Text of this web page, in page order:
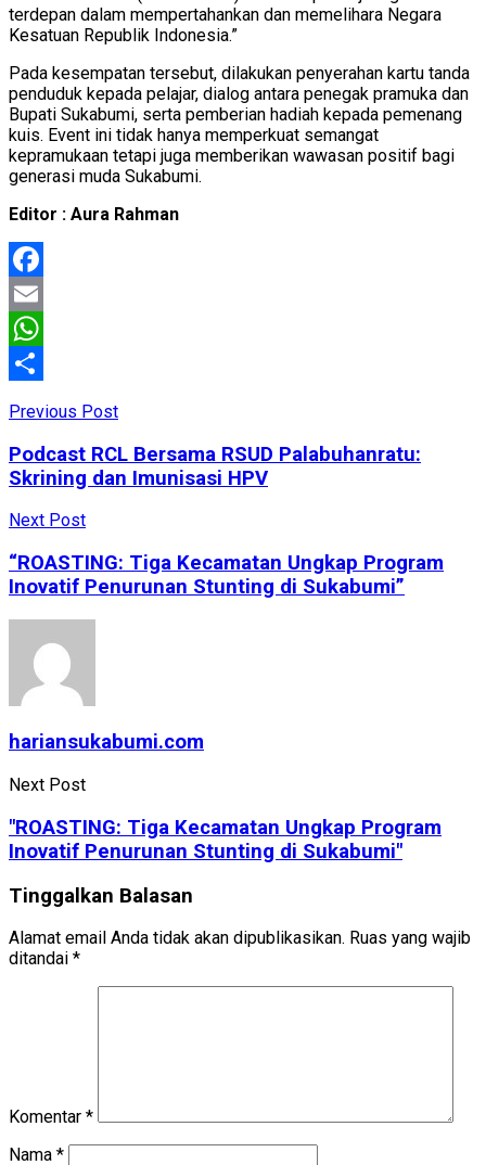
terdepan dalam mempertahankan dan memelihara Negara
Kesatuan Republik Indonesia.”
Pada kesempatan tersebut, dilakukan penyerahan kartu tanda
penduduk kepada pelajar, dialog antara penegak pramuka dan
Bupati Sukabumi, serta pemberian hadiah kepada pemenang
kuis. Event ini tidak hanya memperkuat semangat
kepramukaan tetapi juga memberikan wawasan positif bagi
generasi muda Sukabumi.
Editor : Aura Rahman
Facebook
Email
WhatsApp
Previous Post
Podcast RCL Bersama RSUD Palabuhanratu:
Skrining dan Imunisasi HPV
Next Post
“ROASTING: Tiga Kecamatan Ungkap Program
Inovatif Penurunan Stunting di Sukabumi”
hariansukabumi.com
Next Post
"ROASTING: Tiga Kecamatan Ungkap Program
Inovatif Penurunan Stunting di Sukabumi"
Tinggalkan Balasan
Alamat email Anda tidak akan dipublikasikan. Ruas yang wajib
ditandai *
Komentar *
Nama *